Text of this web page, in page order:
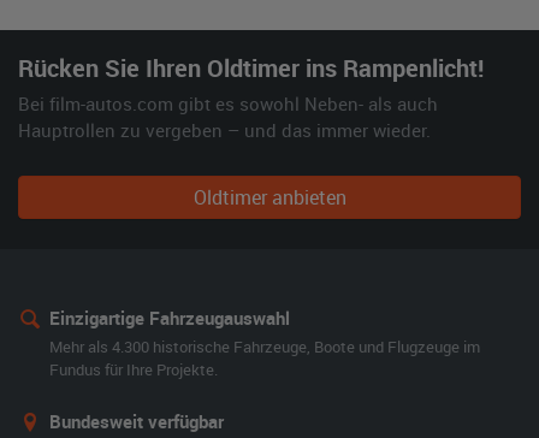
Rücken Sie Ihren Oldtimer ins Rampenlicht!
Bei film-autos.com gibt es sowohl Neben- als auch
Hauptrollen zu vergeben – und das immer wieder.
Oldtimer anbieten
Einzigartige Fahrzeugauswahl
Mehr als 4.300 historische Fahrzeuge, Boote und Flugzeuge im
Fundus für Ihre Projekte.
Bundesweit verfügbar